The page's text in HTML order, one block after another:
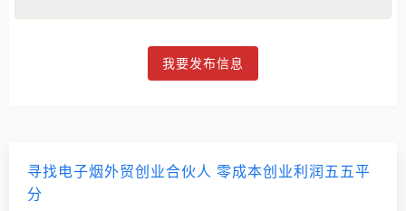
我要发布信息
寻找电子烟外贸创业合伙人 零成本创业利润五五平
分